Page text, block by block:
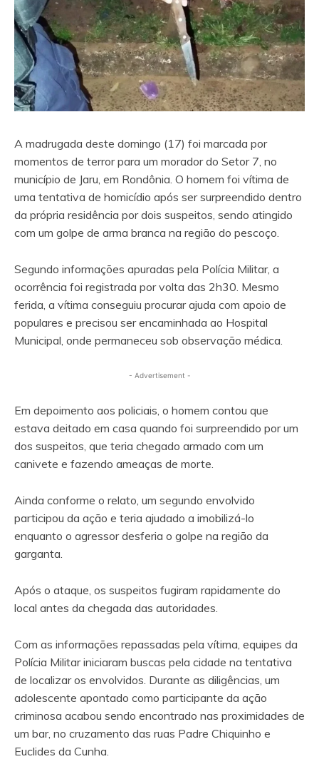
A madrugada deste domingo (17) foi marcada por
momentos de terror para um morador do Setor 7, no
município de Jaru, em Rondônia. O homem foi vítima de
uma tentativa de homicídio após ser surpreendido dentro
da própria residência por dois suspeitos, sendo atingido
com um golpe de arma branca na região do pescoço.
Segundo informações apuradas pela Polícia Militar, a
ocorrência foi registrada por volta das 2h30. Mesmo
ferida, a vítima conseguiu procurar ajuda com apoio de
populares e precisou ser encaminhada ao Hospital
Municipal, onde permaneceu sob observação médica.
- Advertisement -
Em depoimento aos policiais, o homem contou que
estava deitado em casa quando foi surpreendido por um
dos suspeitos, que teria chegado armado com um
canivete e fazendo ameaças de morte.
Ainda conforme o relato, um segundo envolvido
participou da ação e teria ajudado a imobilizá-lo
enquanto o agressor desferia o golpe na região da
garganta.
Após o ataque, os suspeitos fugiram rapidamente do
local antes da chegada das autoridades.
Com as informações repassadas pela vítima, equipes da
Polícia Militar iniciaram buscas pela cidade na tentativa
de localizar os envolvidos. Durante as diligências, um
adolescente apontado como participante da ação
criminosa acabou sendo encontrado nas proximidades de
um bar, no cruzamento das ruas Padre Chiquinho e
Euclides da Cunha.